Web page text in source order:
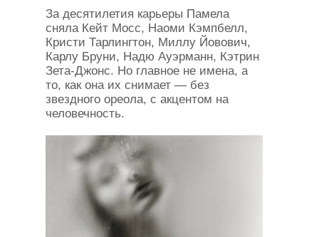
За десятилетия карьеры Памела
сняла Кейт Мосс, Наоми Кэмпбелл,
Кристи Тарлингтон, Миллу Йовович,
Карлу Бруни, Надю Ауэрманн, Кэтрин
Зета-Джонс. Но главное не имена, а
то, как она их снимает — без
звездного ореола, с акцентом на
человечность.